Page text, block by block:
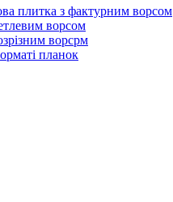
плитка з фактурним ворсом
ворсом
ворсрм
планок